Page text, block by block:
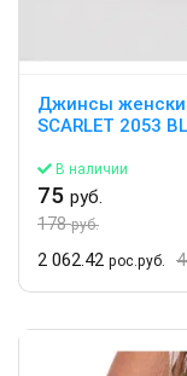
Джинсы
SCARLET 2053
В наличии
75 руб.
178руб.
2 062.42 рос.руб.